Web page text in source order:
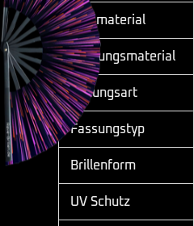
Glasmaterial
Fassungsmaterial
Tönungsart
Fassungstyp
Brillenform
UV Schutz